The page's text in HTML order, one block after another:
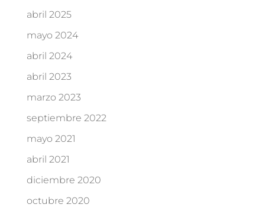
abril 2025
mayo 2024
abril 2024
abril 2023
marzo 2023
septiembre 2022
mayo 2021
abril 2021
diciembre 2020
octubre 2020